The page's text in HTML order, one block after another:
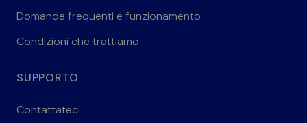
Domande frequenti e funzionamento
Condizioni che trattiamo
SUPPORTO
Contattateci